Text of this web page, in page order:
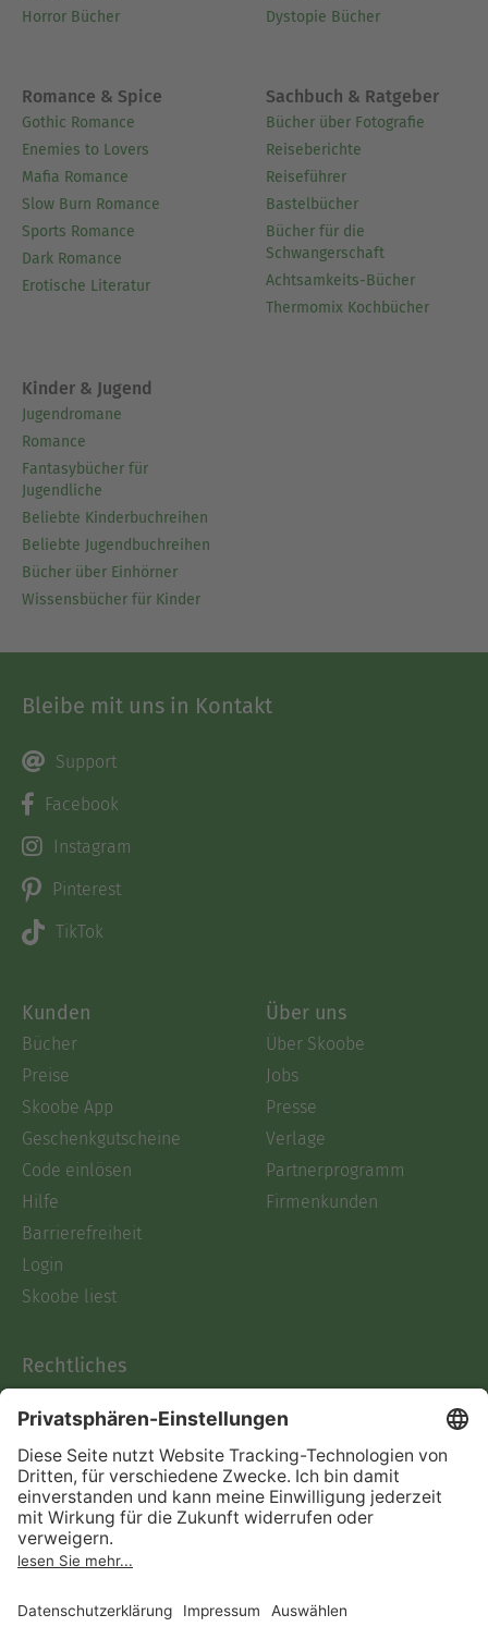
Horror Bücher
Dystopie Bücher
Romance & Spice
Gothic Romance
Enemies to Lovers
Mafia Romance
Slow Burn Romance
Sports Romance
Dark Romance
Erotische Literatur
Sachbuch & Ratgeber
Bücher über Fotografie
Reiseberichte
Reiseführer
Bastelbücher
Bücher für die
Schwangerschaft
Achtsamkeits-Bücher
Thermomix Kochbücher
Kinder & Jugend
Jugendromane
Romance
Fantasybücher für
Jugendliche
Beliebte Kinderbuchreihen
Beliebte Jugendbuchreihen
Bücher über Einhörner
Wissensbücher für Kinder
Bleibe mit uns in Kontakt
Support
Facebook
Instagram
Pinterest
TikTok
Kunden
Bücher
Preise
Skoobe App
Geschenkgutscheine
Code einlösen
Hilfe
Barrierefreiheit
Login
Skoobe liest
Über uns
Über Skoobe
Jobs
Presse
Verlage
Partnerprogramm
Firmenkunden
Rechtliches
AGB
Informationen nach Data
Act
Verträge hier kündigen
Impressum